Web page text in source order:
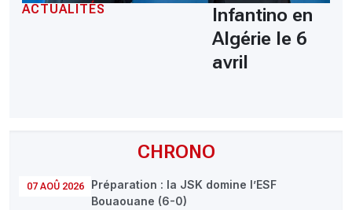
CHRONO
07 AOÛ 2026
Préparation : la JSK domine l’ESF
Bouaouane (6-0)
ACTUALITÉS
Infantino en
Algérie le 6
avril